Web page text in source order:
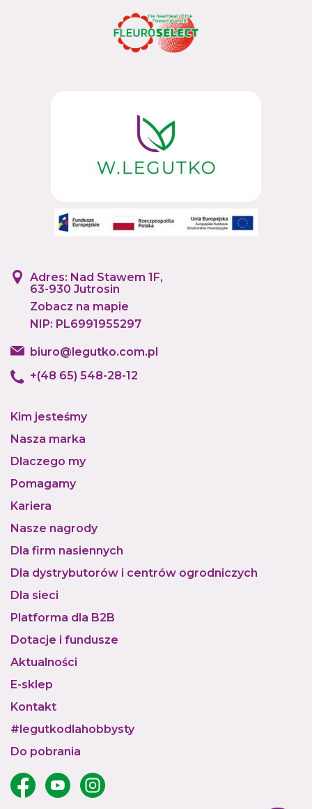
Kim jesteśmy
Nasza marka
Dlaczego my
Pomagamy
Kariera
Nasze nagrody
Dla firm nasiennych
Dla dystrybutorów i centrów ogrodniczych
Dla sieci
Platforma dla B2B
Dotacje i fundusze
Aktualności
E-sklep
Kontakt
#legutkodlahobbysty
Do pobrania
Adres: Nad Stawem 1F,
63-930 Jutrosin
Zobacz na mapie
NIP: PL6991955297
biuro@legutko.com.pl
+(48 65) 548-28-12